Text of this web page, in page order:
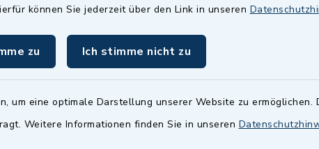
können Sie jederzeit über den Link in unseren
zu Ich stimme nicht zu
um eine optimale Darstellung unserer Website zu
Weitere Informationen finden Sie in unseren
wilhelmsdorf.de
Baupilot